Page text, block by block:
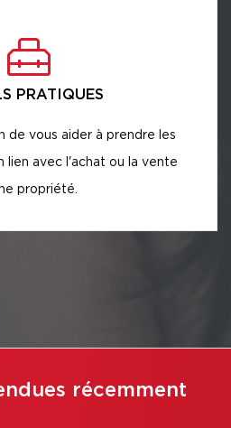
PRATIQUES
de vous aider à prendre les
lien avec l'achat ou la vente
propriété.
récemment